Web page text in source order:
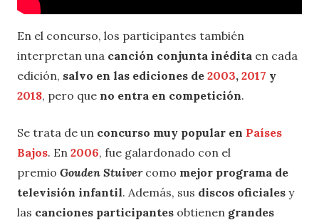
En el concurso, los participantes también
interpretan una canción conjunta inédita en cada
edición, salvo en las ediciones de 2003, 2017 y
2018, pero que no entra en competición.
Se trata de un concurso muy popular en Países
Bajos. En 2006, fue galardonado con el
premio Gouden Stuivercomo mejor programa de
televisión infantil. Además, sus discos oficiales y
las canciones participantes obtienen grandes